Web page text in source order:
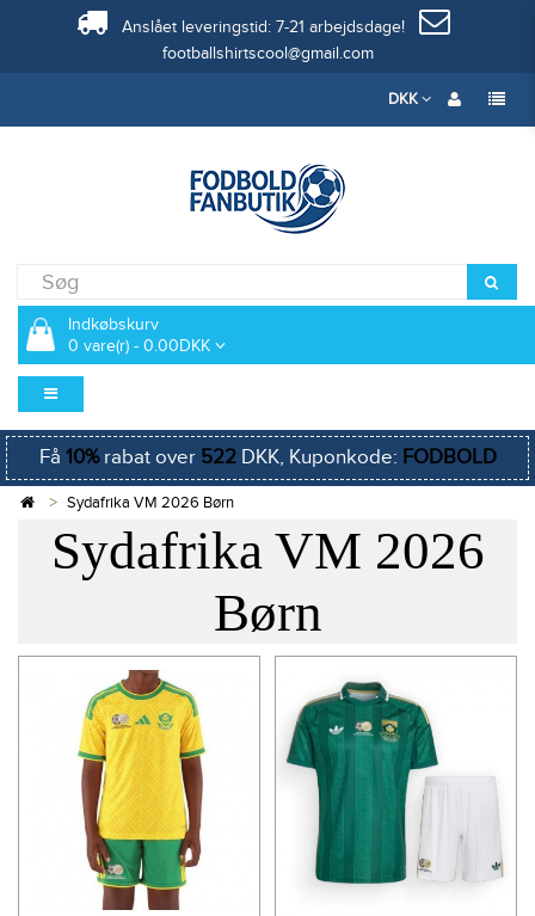
Anslået leveringstid: 7-21 arbejdsdage!
footballshirtscool@gmail.com
DKK
Indkøbskurv
0 vare(r) - 0.00DKK
Få 10%rabat over 522DKK, Kuponkode: FODBOLD
Sydafrika VM 2026 Børn
Sydafrika VM 2026
Børn